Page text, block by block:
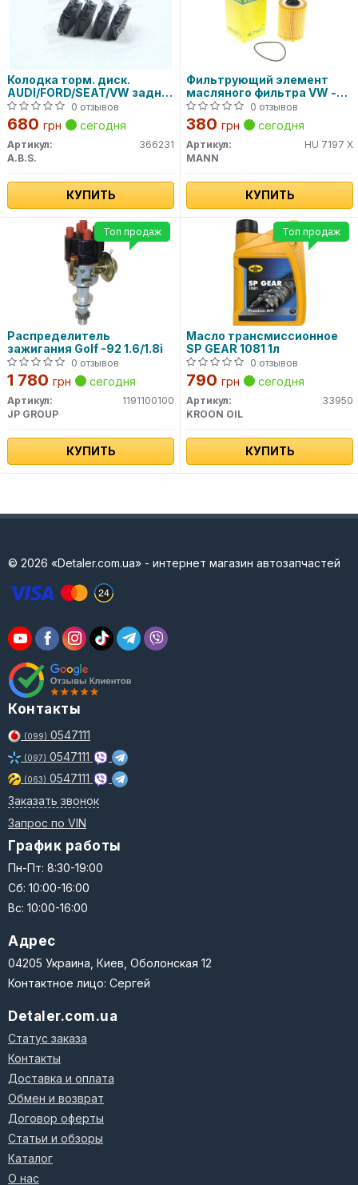
Колодка торм. диск.
AUDI/FORD/SEAT/VW задн.
(пр-во ABS)0 отзывов
680 грн сегодня
Артикул:
366231
A.B.S.
КУПИТЬ
Фильтрующий элемент
масляного фильтра VW -
TRANSPORTER T4, T5 HU
719/7 X MANN
0 отзывов
380 грн сегодня
Артикул:
HU 7197 X
MANN
КУПИТЬ
Распределитель
зажигания Golf -92 1.6/1.8i
0 отзывов
1 780 грн сегодня
Артикул:
1191100100
JP GROUP
КУПИТЬ
Топ продаж
Масло трансмиссионное
SP GEAR 1081 1л
0 отзывов
790 грн сегодня
Артикул:
33950
KROON OIL
КУПИТЬ
Топ продаж
© 2026 «Detaler.com.ua» - интернет магазин автозапчастей
Контакты
(099) 0547111
(097) 0547111
(063) 0547111
Заказать звонок
Запрос по VIN
График работы
Пн-Пт: 8:30-19:00
Сб: 10:00-16:00
Вс: 10:00-16:00
Адрес
04205 Украина, Киев, Оболонская 12
Контактное лицо: Сергей
Detaler.com.ua
Статус заказа
Контакты
Доставка и оплата
Обмен и возврат
Договор оферты
Статьи и обзоры
Каталог
О нас